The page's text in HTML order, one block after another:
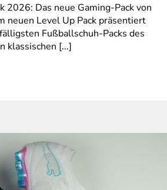
2026: Das neue Gaming-Pack von
neuen Level Up Pack präsentiert
Fußballschuh-Packs des
klassischen [...]